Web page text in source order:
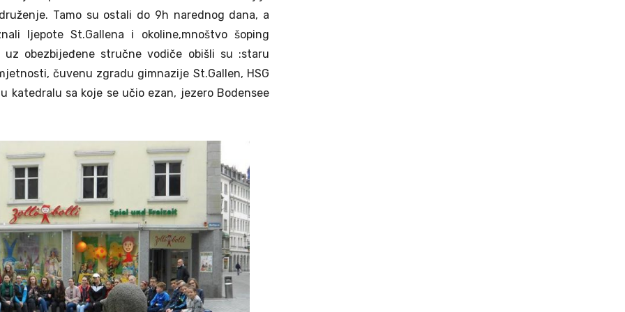
Tamo su ostali do 9h narednog dana, a
ljepote St.Gallena i okoline,mnoštvo šoping
obezbijeđene stručne vodiče obišli su :staru
čuvenu zgradu gimnazije St.Gallen, HSG
katedralu sa koje se učio ezan, jezero Bodensee